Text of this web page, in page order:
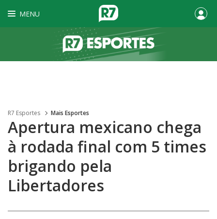
MENU
R7 Esportes Mais Esportes
Apertura mexicano chega
à rodada final com 5 times
brigando pela
Libertadores